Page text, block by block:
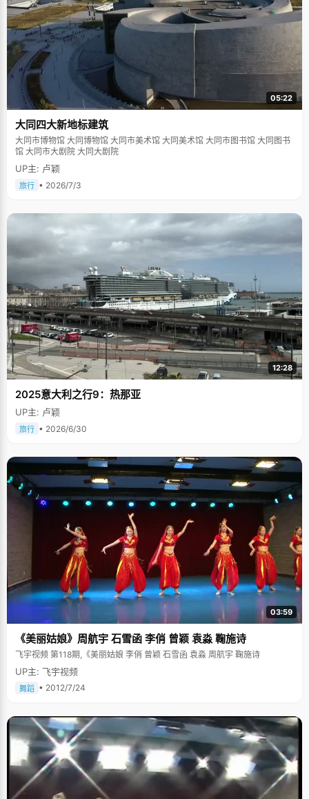
05:22
大同四大新地标建筑
大同市博物馆 大同博物馆 大同市美术馆 大同美术馆 大同市图书馆 大同图书
馆 大同市大剧院 大同大剧院
UP主: 卢颖
旅行 • 2026/7/3
12:28
2025意大利之行9：热那亚
UP主: 卢颖
旅行 • 2026/6/30
03:59
《美丽姑娘》周航宇 石雪函 李俏 曾颖 袁淼 鞠施诗
飞宇视频 第118期,《美丽姑娘 李俏 曾颖 石雪函 袁淼 周航宇 鞠施诗
UP主: 飞宇视频
舞蹈 • 2012/7/24